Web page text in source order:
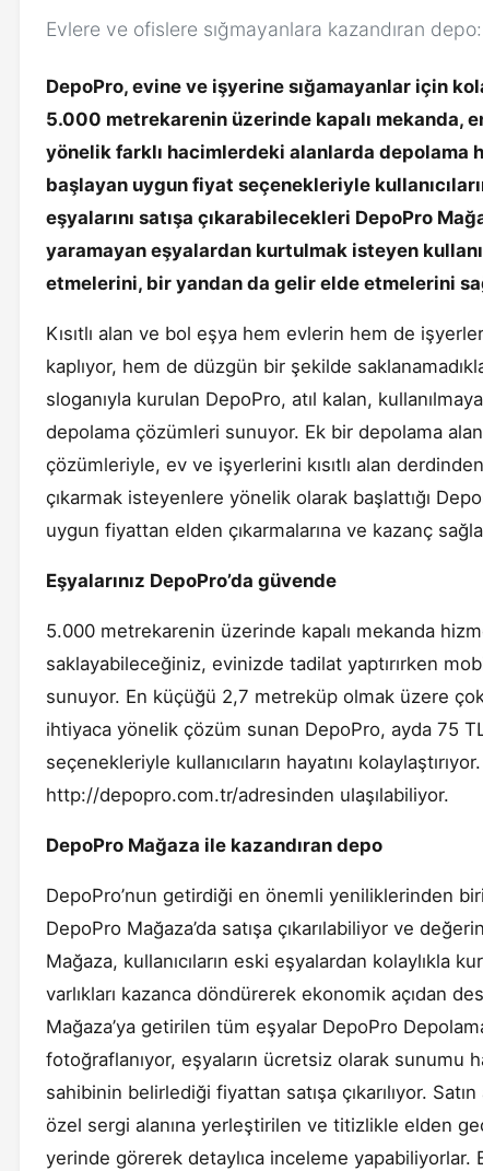
Evlere ve ofislere sığmayanlara kazandıran
DepoPro, evine ve işyerine sığamayanlar için
5.000 metrekarenin üzerinde kapalı mekanda,
yönelik farklı hacimlerdeki alanlarda depolama
başlayan uygun fiyat seçenekleriyle
eşyalarını satışa çıkarabilecekleri DepoPro
yaramayan eşyalardan kurtulmak isteyen
etmelerini, bir yandan da gelir elde etmelerini
Kısıtlı alan ve bol eşya hem evlerin hem de
kaplıyor, hem de düzgün bir şekilde
sloganıyla kurulan DepoPro, atıl kalan,
depolama çözümleri sunuyor. Ek bir depolama
çözümleriyle, ev ve işyerlerini kısıtlı alan
çıkarmak isteyenlere yönelik olarak başlattığı
uygun fiyattan elden çıkarmalarına ve kazanç
Eşyalarınız DepoPro’da güvende
5.000 metrekarenin üzerinde kapalı mekanda
saklayabileceğiniz, evinizde tadilat yaptırırken
sunuyor. En küçüğü 2,7 metreküp olmak üzere
ihtiyaca yönelik çözüm sunan DepoPro, ayda 75
seçenekleriyle kullanıcıların hayatını
http://depopro.com.tr/adresinden ulaşılabiliyor.
DepoPro Mağaza ile kazandıran depo
DepoPro’nun getirdiği en önemli yeniliklerinden
DepoPro Mağaza’da satışa çıkarılabiliyor ve
Mağaza, kullanıcıların eski eşyalardan kolaylıkla
varlıkları kazanca döndürerek ekonomik açıdan
Mağaza’ya getirilen tüm eşyalar DepoPro
fotoğraflanıyor, eşyaların ücretsiz olarak sunumu
sahibinin belirlediği fiyattan satışa çıkarılıyor.
özel sergi alanına yerleştirilen ve titizlikle elden
yerinde görerek detaylıca inceleme